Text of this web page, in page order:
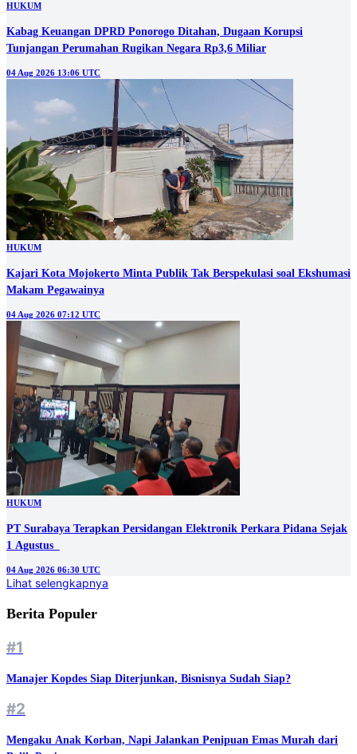
HUKUM
Kabag Keuangan DPRD Ponorogo Ditahan, Dugaan Korupsi
Tunjangan Perumahan Rugikan Negara Rp3,6 Miliar
04 Aug 2026 13:06 UTC
HUKUM
Kajari Kota Mojokerto Minta Publik Tak Berspekulasi soal Ekshumasi
Makam Pegawainya
04 Aug 2026 07:12 UTC
HUKUM
PT Surabaya Terapkan Persidangan Elektronik Perkara Pidana Sejak
1 Agustus
04 Aug 2026 06:30 UTC
Lihat selengkapnya
Berita Populer
#1
Manajer Kopdes Siap Diterjunkan, Bisnisnya Sudah Siap?
#2
Mengaku Anak Korban, Napi Jalankan Penipuan Emas Murah dari